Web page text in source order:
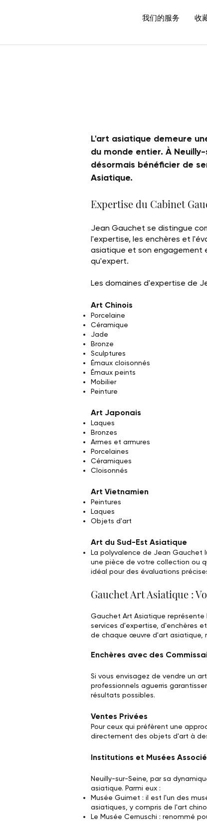
我们的服务 收
L'art asiatique demeure
du monde entier. À
désormais bénéficier de
Asiatique.
Expertise du Cabinet
Jean Gauchet se distingue
l'expertise, les enchères et
asiatique et son engagement
qu'expert.
Les domaines d'expertise de
Art Chinois
Porcelaine
Céramique
Jade
Bronze
Sculptures
Émaux cloisonnés
Émaux peints
Mobilier
Peinture
Art Japonais
Laques
Bronzes
Armes et armures
Porcelaines
Céramiques
Cloisonnés
Art Vietnamien
Peintures
Laques
Objets d'art
Art du Sud-Est Asiatique
La polyvalence de Jean Gauchet
une pièce de votre collection ou
idéal pour des évaluations
Gauchet Art Asiatique :
Gauchet Art Asiatique
services d'expertise, d'enchères
de chaque œuvre d'art asiatique,
Enchères avec des
Si vous envisagez de vendre un
professionnels aguerris
résultats possibles.
Ventes Privées
Pour ceux qui préfèrent une
directement des objets d'art à
Institutions et Musées
Neuilly-sur-Seine, par sa
asiatique. Parmi eux :
Musée Guimet : il est l'un des
asiatiques, y compris de l'art
Le Musée Cernuschi : renommé